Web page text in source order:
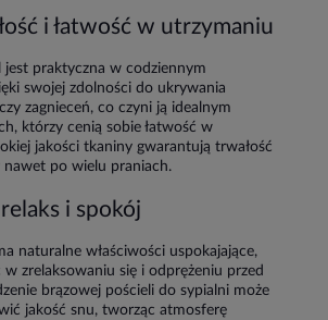
i łatwość w utrzymaniu
jest praktyczna w codziennym
swojej zdolności do ukrywania
zagnieceń, co czyni ją idealnym
którzy cenią sobie łatwość w
jakości tkaniny gwarantują trwałość
po wielu praniach.
i spokój
naturalne właściwości uspokajające,
zrelaksowaniu się i odprężeniu przed
brązowej pościeli do sypialni może
jakość snu, tworząc atmosferę